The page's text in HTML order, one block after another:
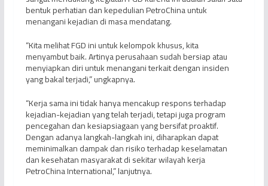
bentuk perhatian dan kepedulian PetroChina untuk
menangani kejadian di masa mendatang.
“Kita melihat FGD ini untuk kelompok khusus, kita
menyambut baik. Artinya perusahaan sudah bersiap atau
menyiapkan diri untuk menangani terkait dengan insiden
yang bakal terjadi,” ungkapnya.
“Kerja sama ini tidak hanya mencakup respons terhadap
kejadian-kejadian yang telah terjadi, tetapi juga program
pencegahan dan kesiapsiagaan yang bersifat proaktif.
Dengan adanya langkah-langkah ini, diharapkan dapat
meminimalkan dampak dan risiko terhadap keselamatan
dan kesehatan masyarakat di sekitar wilayah kerja
PetroChina International,” lanjutnya.